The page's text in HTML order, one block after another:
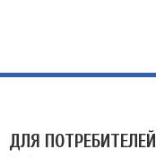
ДЛЯ ПОТРЕБИТЕЛЕЙ